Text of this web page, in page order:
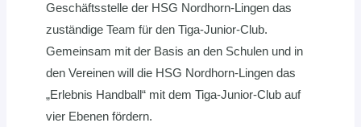
Geschäftsstelle der HSG Nordhorn-Lingen das
zuständige Team für den Tiga-Junior-Club.
Gemeinsam mit der Basis an den Schulen und in
den Vereinen will die HSG Nordhorn-Lingen das
„Erlebnis Handball“ mit dem Tiga-Junior-Club auf
vier Ebenen fördern.